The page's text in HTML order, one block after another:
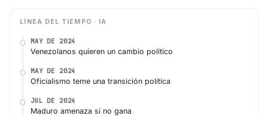
LÍNEA DEL TIEMPO · IA
MAY DE 2024
Venezolanos quieren un cambio político
MAY DE 2024
Oficialismo teme una transición política
JUL DE 2024
Maduro amenaza si no gana